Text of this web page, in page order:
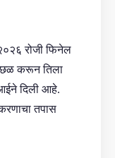
रोजी फिनेल
छळ करून तिला
दिली आहे.
तपास